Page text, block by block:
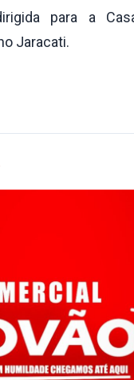
para a
Jaracati.